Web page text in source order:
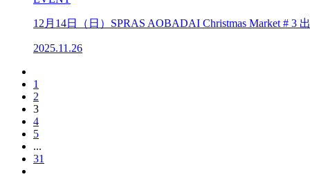
12月14日（日）SPRAS AOBADAI Christmas Market # 3
2025.11.26
1
2
3
4
5
...
31